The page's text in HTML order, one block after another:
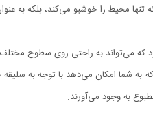
محیط را خوشبو می‌کند، بلکه به
می‌تواند به راحتی روی سطوح مختلف
طرح گل مختلف را دارد که به شما امکان
به وجود می‌آورند.